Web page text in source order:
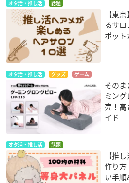
オタ活・推し活 話題
【東
るサ
ポッ
オタ活・推し活 グッズ ゲーム
そのま
ミン
売！
イド
オタ活・推し活 話題
【推
作り方
い手